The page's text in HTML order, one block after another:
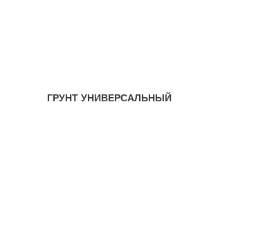
ГРУНТ УНИВЕРСАЛЬНЫЙ